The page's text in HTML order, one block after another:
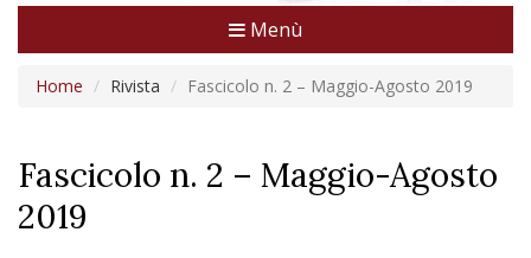
Menù
Home Rivista Fascicolo n. 2 – Maggio-Agosto 2019
Fascicolo n. 2 – Maggio-Agosto
2019